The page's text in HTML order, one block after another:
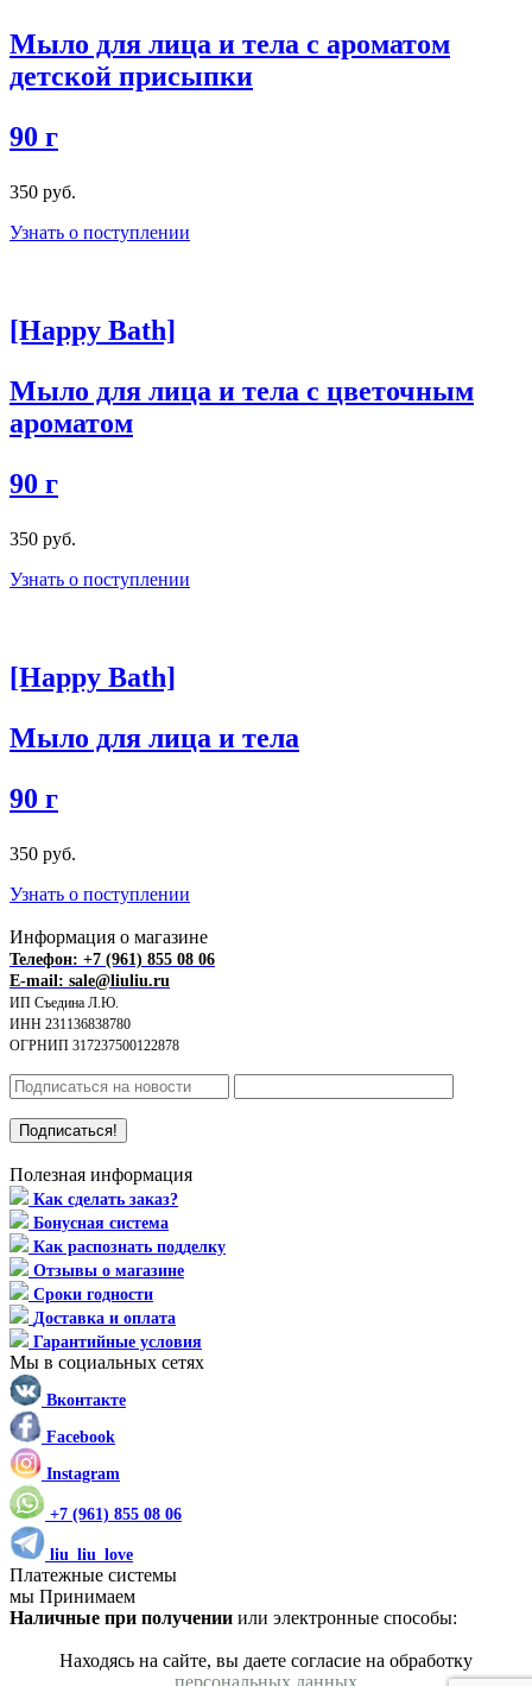
Мыло для лица и тела c ароматом
детской присыпки
90 г
350 руб.
Узнать о поступлении
[Happy Bath]
Мыло для лица и тела с цветочным
ароматом
90 г
350 руб.
Узнать о поступлении
[Happy Bath]
Мыло для лица и тела
90 г
350 руб.
Узнать о поступлении
Информация о магазине
Телефон: +7 (961) 855 08 06
E-mail: sale@liuliu.ru
ИП Съедина Л.Ю.
ИНН 231136838780
ОГРНИП 317237500122878
Полезная информация
Как сделать заказ?
Бонусная система
Как распознать подделку
Отзывы о магазине
Сроки годности
Доставка и оплата
Гарантийные условия
Мы в социальных сетях
Вконтакте
Facebook
Instagram
+7 (961) 855 08 06
liu_liu_love
Платежные системы
мы Принимаем
Наличные при получении или электронные способы:
Находясь на сайте, вы даете согласие на обработку
персональных данных